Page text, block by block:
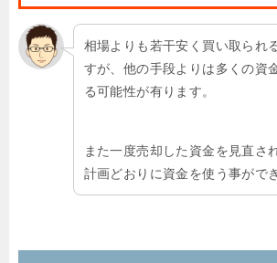
相場よりも若干安く買い取られ
すが、他の手段よりは多くの資
る可能性が有ります。
また一度売却した資金を見直さ
計画どおりに資金を使う事がで